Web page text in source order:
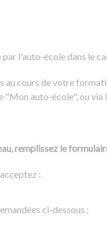
l'auto-école dans le
au cours de votre
"Mon auto-école", ou
remplissez le
:
ci-dessous ;